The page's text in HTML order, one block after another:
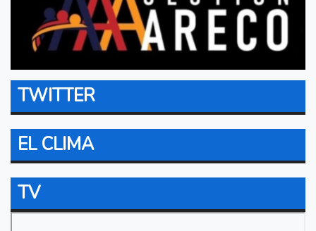
TWITTER
EL CLIMA
TV